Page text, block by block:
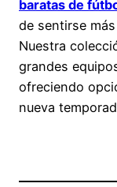
baratas de
de sentirse
Nuestra
grandes
ofreciendo
nueva